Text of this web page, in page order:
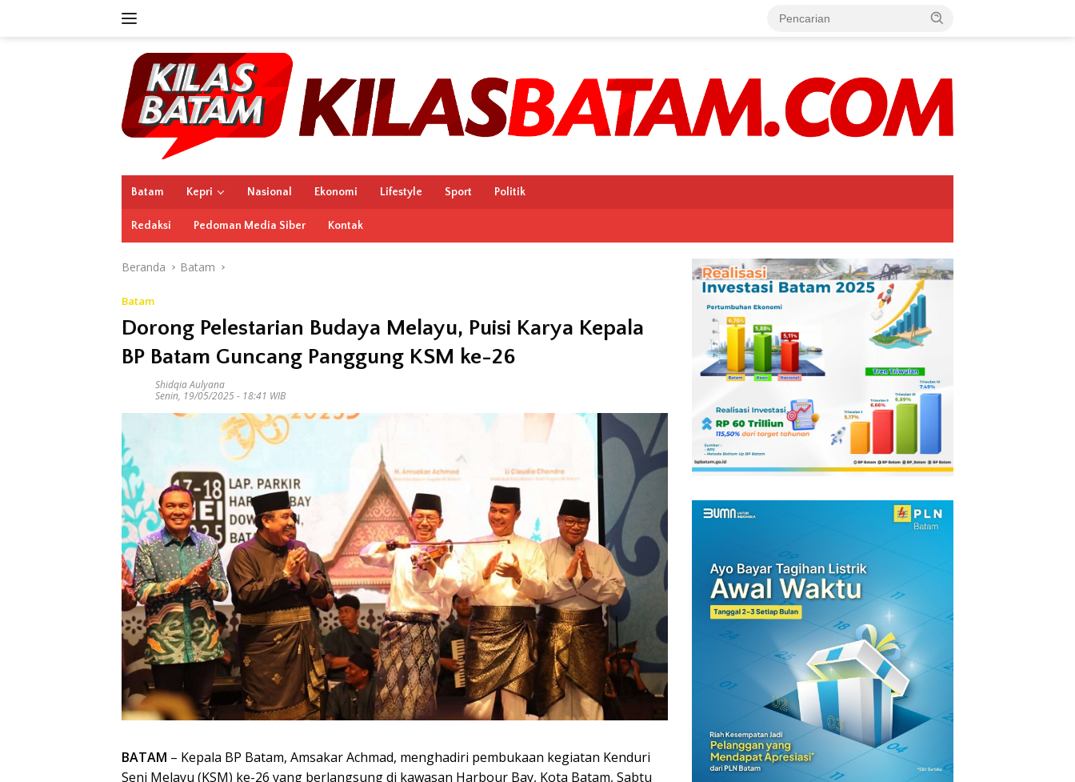
Batam Kepri Nasional Ekonomi Lifestyle Sport Politik
Redaksi Pedoman Media Siber Kontak
Beranda Batam
Batam
Dorong Pelestarian Budaya Melayu, Puisi Karya Kepala
BP Batam Guncang Panggung KSM ke-26
Shidqia Aulyana
Senin, 19/05/2025 - 18:41 WIB
BATAM – Kepala BP Batam, Amsakar Achmad, menghadiri pembukaan kegiatan Kenduri
Seni Melayu (KSM) ke-26 yang berlangsung di kawasan Harbour Bay, Kota Batam, Sabtu